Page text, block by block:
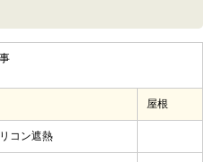
屋根
コン遮熱